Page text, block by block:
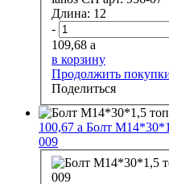
Длина: 12
-
109,68 a
в корзину
Продолжить
Поделиться
100,67 a Болт
009